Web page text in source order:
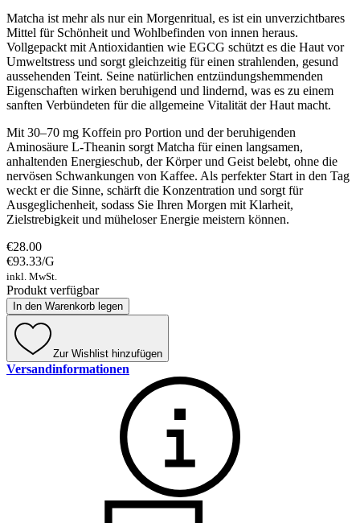
Matcha ist mehr als nur ein Morgenritual, es ist ein unverzichtbares
Mittel für Schönheit und Wohlbefinden von innen heraus.
Vollgepackt mit Antioxidantien wie EGCG schützt es die Haut vor
Umweltstress und sorgt gleichzeitig für einen strahlenden, gesund
aussehenden Teint. Seine natürlichen entzündungshemmenden
Eigenschaften wirken beruhigend und lindernd, was es zu einem
sanften Verbündeten für die allgemeine Vitalität der Haut macht.
Mit 30–70 mg Koffein pro Portion und der beruhigenden
Aminosäure L-Theanin sorgt Matcha für einen langsamen,
anhaltenden Energieschub, der Körper und Geist belebt, ohne die
nervösen Schwankungen von Kaffee. Als perfekter Start in den Tag
weckt er die Sinne, schärft die Konzentration und sorgt für
Ausgeglichenheit, sodass Sie Ihren Morgen mit Klarheit,
Zielstrebigkeit und müheloser Energie meistern können.
€28.00
€93.33/G
inkl. MwSt.
Produkt verfügbar
In den Warenkorb legen
Zur Wishlist hinzufügen
Versandinformationen